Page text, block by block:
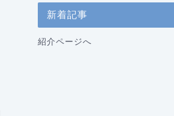
新着記事
紹介ページへ